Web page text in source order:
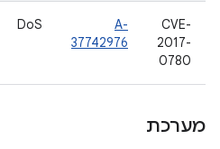
CVE-
2017-
0780
A-
37742976
DoS
מערכת